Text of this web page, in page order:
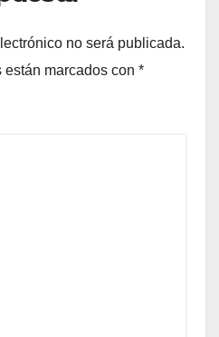
no será publicada.
están marcados con *